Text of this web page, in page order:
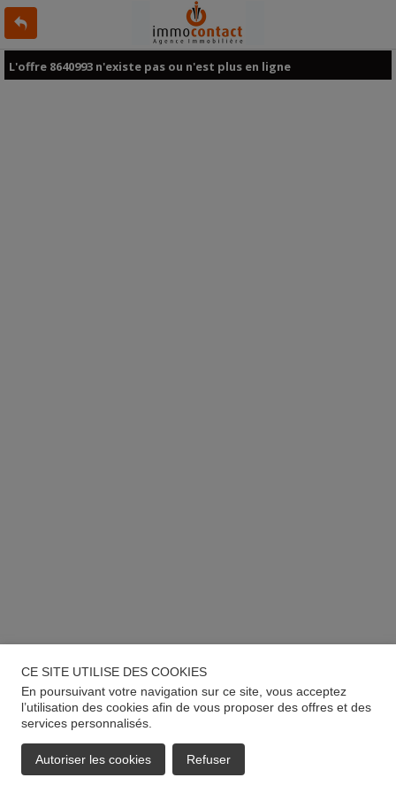
L'offre 8640993 n'existe pas ou n'est plus en ligne
CE SITE UTILISE DES COOKIES
En poursuivant votre navigation sur ce site, vous acceptez
l’utilisation des cookies afin de vous proposer des offres et des
services personnalisés.
Autoriser les cookies Refuser